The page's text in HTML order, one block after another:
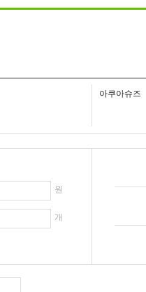
아쿠아슈즈
원
개